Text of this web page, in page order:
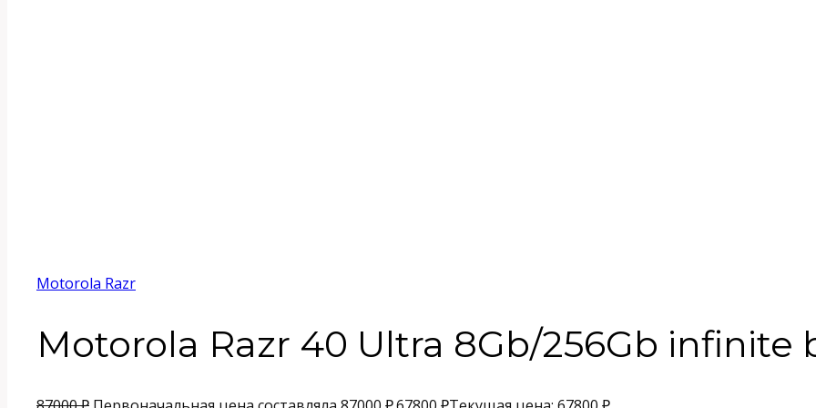
Motorola Razr
Motorola Razr 40 Ultra 8Gb/256Gb infinite